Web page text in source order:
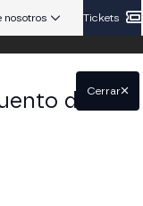
nosotros Tickets
delCerrar